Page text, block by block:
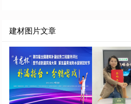
建材图片文章